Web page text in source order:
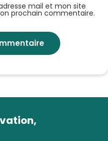
mail et mon site
prochain commentaire.